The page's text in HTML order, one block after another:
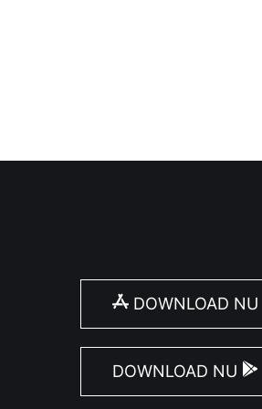
DOWNLOAD NU
DOWNLOAD NU